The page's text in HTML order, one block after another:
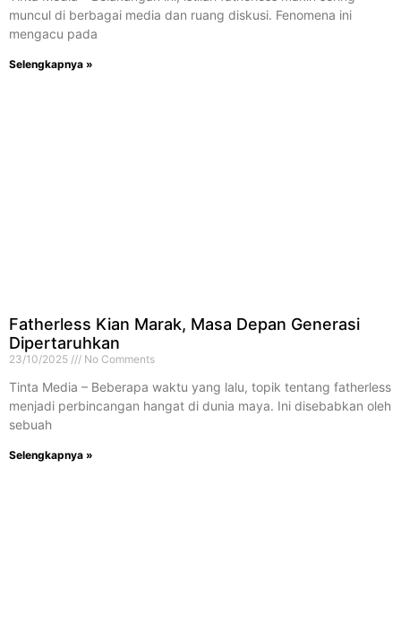
muncul di berbagai media dan ruang diskusi. Fenomena ini
mengacu pada
Selengkapnya »
Fatherless Kian Marak, Masa Depan Generasi
Dipertaruhkan
23/10/2025 No Comments
Tinta Media – Beberapa waktu yang lalu, topik tentang fatherless
menjadi perbincangan hangat di dunia maya. Ini disebabkan oleh
sebuah
Selengkapnya »